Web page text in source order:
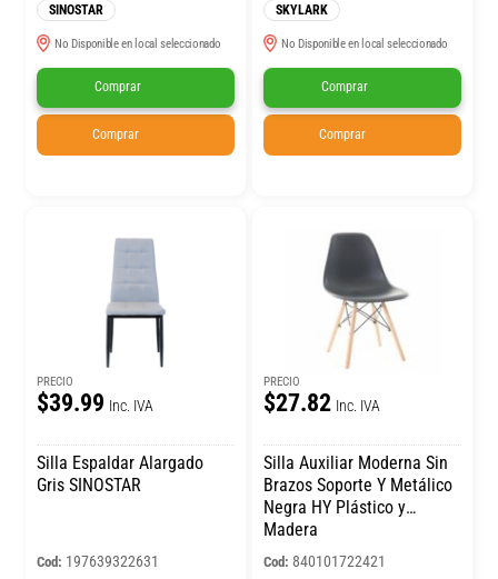
SINOSTAR
No Disponible en local seleccionado
Comprar
Comprar
SKYLARK
No Disponible en local seleccionado
Comprar
Comprar
PRECIO
$39.99 Inc. IVA
Silla Espaldar Alargado
Gris SINOSTAR
Cod: 197639322631
PRECIO
$27.82 Inc. IVA
Silla Auxiliar Moderna Sin
Brazos Soporte Y Metálico
Negra HY Plástico y
Madera
Cod: 840101722421